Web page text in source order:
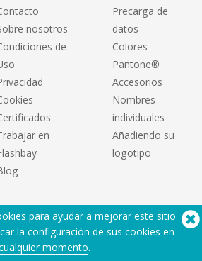
nosotros
de
en
Precarga de
datos
Colores
Pantone®
Accesorios
Nombres
individuales
Añadiendo su
logotipo
para ayudar a mejorar este sitio
la configuración de sus cookies en
momento.